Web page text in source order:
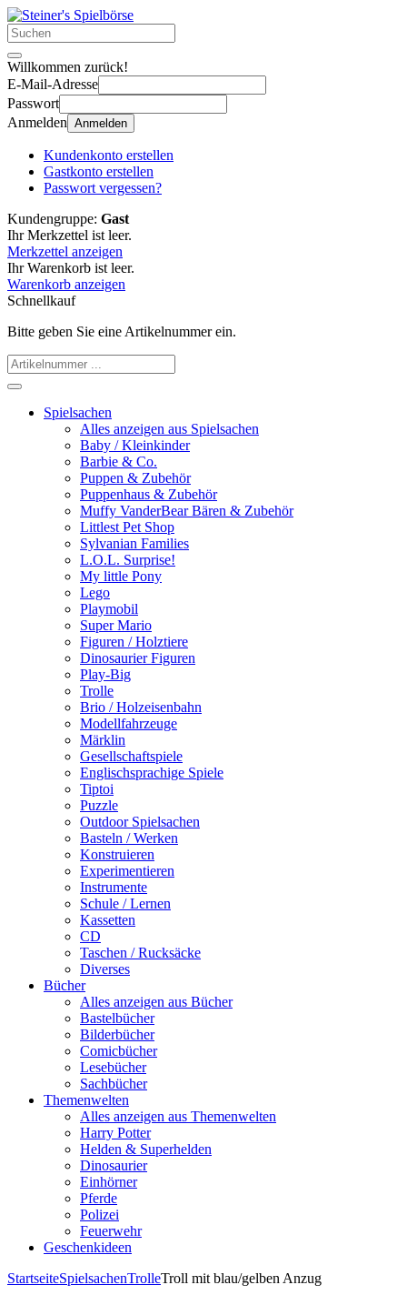
Willkommen zurück!
E-Mail-Adresse
Passwort
Anmelden Anmelden
Kundenkonto erstellen
Gastkonto erstellen
Passwort vergessen?
Kundengruppe: Gast
Ihr Merkzettel ist leer.
Merkzettel anzeigen
Ihr Warenkorb ist leer.
Warenkorb anzeigen
Schnellkauf
Bitte geben Sie eine Artikelnummer ein.
Spielsachen
Alles anzeigen aus Spielsachen
Baby / Kleinkinder
Barbie & Co.
Puppen & Zubehör
Puppenhaus & Zubehör
Muffy VanderBear Bären & Zubehör
Littlest Pet Shop
Sylvanian Families
L.O.L. Surprise!
My little Pony
Lego
Playmobil
Super Mario
Figuren / Holztiere
Dinosaurier Figuren
Play-Big
Trolle
Brio / Holzeisenbahn
Modellfahrzeuge
Märklin
Gesellschaftspiele
Englischsprachige Spiele
Tiptoi
Puzzle
Outdoor Spielsachen
Basteln / Werken
Konstruieren
Experimentieren
Instrumente
Schule / Lernen
Kassetten
CD
Taschen / Rucksäcke
Diverses
Bücher
Alles anzeigen aus Bücher
Bastelbücher
Bilderbücher
Comicbücher
Lesebücher
Sachbücher
Themenwelten
Alles anzeigen aus Themenwelten
Harry Potter
Helden & Superhelden
Dinosaurier
Einhörner
Pferde
Polizei
Feuerwehr
Geschenkideen
StartseiteSpielsachenTrolleTroll mit blau/gelben Anzug